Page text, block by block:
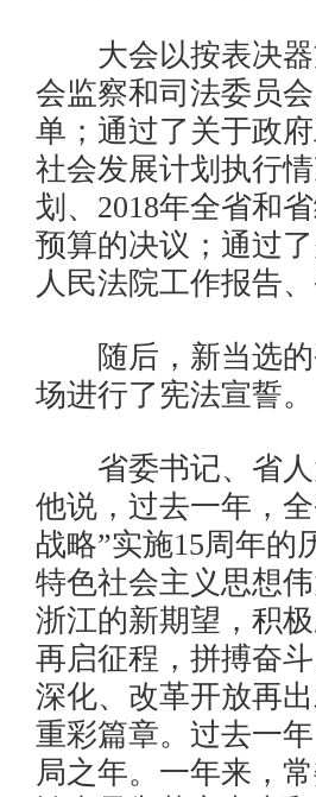
大会以按表决器
会监察和司法委员
单；通过了关于政
社会发展计划执行
划、2018年全省和
预算的决议；通过
人民法院工作报告
随后，新当选的
场进行了宪法宣誓。
省委书记、省人
他说，过去一年，
战略”实施15周年的
特色社会主义思想
浙江的新期望，积
再启征程，拼搏奋
深化、改革开放再
重彩篇章。过去一
局之年。一年来，